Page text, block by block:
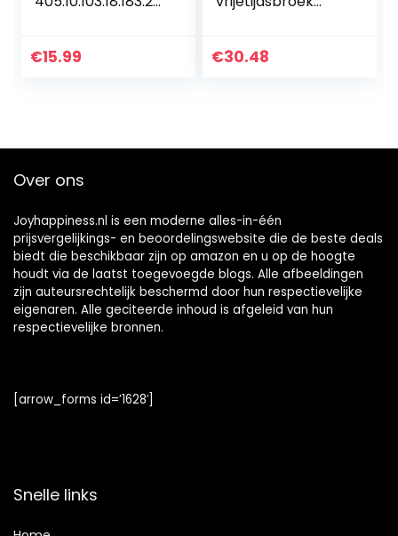
€15.99 €30.48
Over ons
Joyhappiness.nl is een moderne alles-in-één
prijsvergelijkings- en beoordelingswebsite die de beste deals
biedt die beschikbaar zijn op amazon en u op de hoogte
houdt via de laatst toegevoegde blogs. Alle afbeeldingen
zijn auteursrechtelijk beschermd door hun respectievelijke
eigenaren. Alle geciteerde inhoud is afgeleid van hun
respectievelijke bronnen.
[arrow_forms id=’1628′]
Snelle links